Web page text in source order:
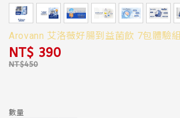
Arovann 艾洛薇好腸到益菌飲 7包體驗組
NT$ 390
數量